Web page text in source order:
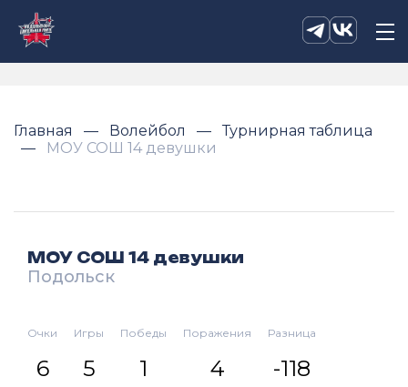
Главная Волейбол
Турнирная таблица
МОУ СОШ 14 девушки
МОУ СОШ 14 девушки
Подольск
Очки
6
Игры
5
Победы
1
Поражения
4
Разница
-118